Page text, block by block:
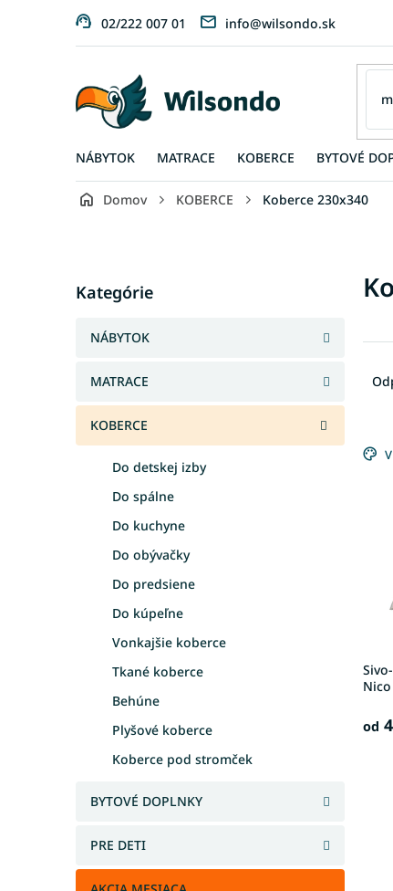
02/222 007 01 info@wilsondo.sk
NÁBYTOK MATRACE KOBERCE BYTOVÉ
Domov KOBERCE Koberce 230x340
n
ý
l
kategórie
Kategórie
NÁBYTOK
MATRACE
KOBERCE
Do detskej izby
Do spálne
Do kuchyne
Do obývačky
Do predsiene
Do kúpeľne
Vonkajšie koberce
Tkané koberce
Behúne
Plyšové koberce
Koberce pod stromček
BYTOVÉ DOPLNKY
PRE DETI
a
i
v
ý
o
v
Nico
od